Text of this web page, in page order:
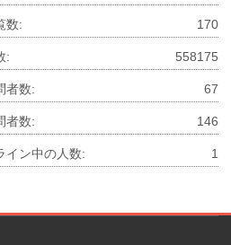
170
数:
558175
:
67
者数:
146
者数:
1
イン中の人数: